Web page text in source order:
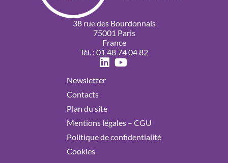
38 rue des Bourdonnais
75001 Paris
France
Tél. : 01 48 74 04 82
Newsletter
Contacts
Plan du site
Mentions légales – CGU
Politique de confidentialité
Cookies